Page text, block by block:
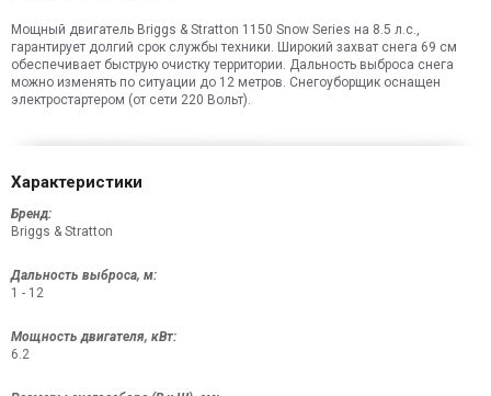
Мощный двигатель Briggs & Stratton 1150 Snow Series на 8.5 л.с.,
гарантирует долгий срок службы техники. Широкий захват снега 69 см
обеспечивает быструю очистку территории. Дальность выброса снега
можно изменять по ситуации до 12 метров. Снегоуборщик оснащен
электростартером (от сети 220 Вольт).
Характеристики
Бренд:
Briggs & Stratton
Дальность выброса, м:
1 - 12
Мощность двигателя, кВт:
6.2